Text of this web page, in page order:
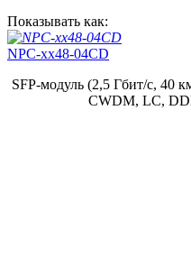
Показывать как:
NPC-xx48-04CD
SFP-модуль (2,5 Гбит/с, 40
CWDM, LC,